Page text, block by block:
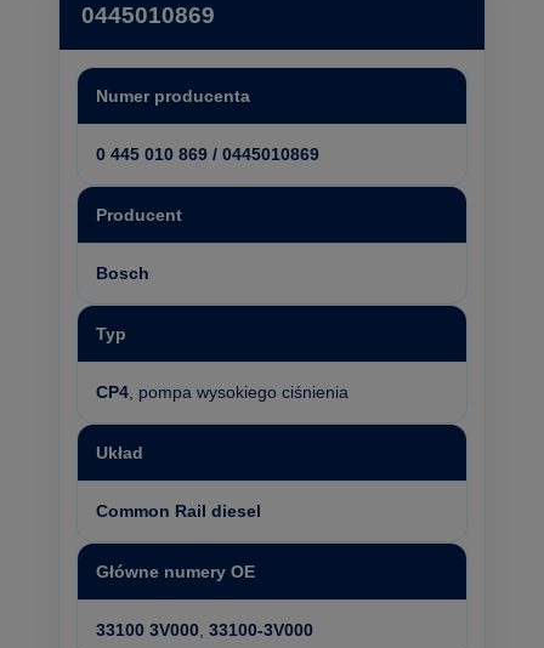
0445010869
Numer producenta
0 445 010 869 / 0445010869
Producent
Bosch
Typ
CP4 , pompa wysokiego ciśnienia
Układ
Common Rail diesel
Główne numery OE
33100 3V000 33100-3V000